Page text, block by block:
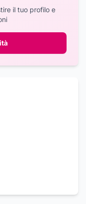
il tuo profilo e